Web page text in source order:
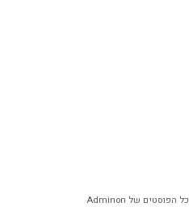
כל הפוסטים של Adminon